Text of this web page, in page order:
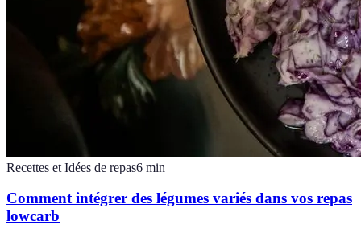
Recettes et Idées de repas6 min
Comment intégrer des légumes variés dans vos repas
lowcarb